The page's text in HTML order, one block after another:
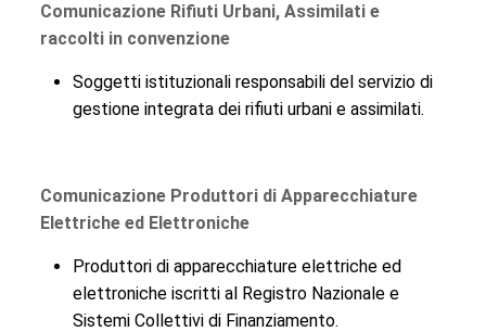
Comunicazione Rifiuti Urbani, Assimilati e
raccolti in convenzione
Soggetti istituzionali responsabili del servizio di
gestione integrata dei rifiuti urbani e assimilati.
Comunicazione Produttori di Apparecchiature
Elettriche ed Elettroniche
Produttori di apparecchiature elettriche ed
elettroniche iscritti al Registro Nazionale e
Sistemi Collettivi di Finanziamento.